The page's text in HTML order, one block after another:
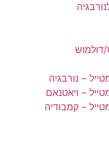
דולמוש
– נורבגיה
– ויאטנאם
– קמבודיה